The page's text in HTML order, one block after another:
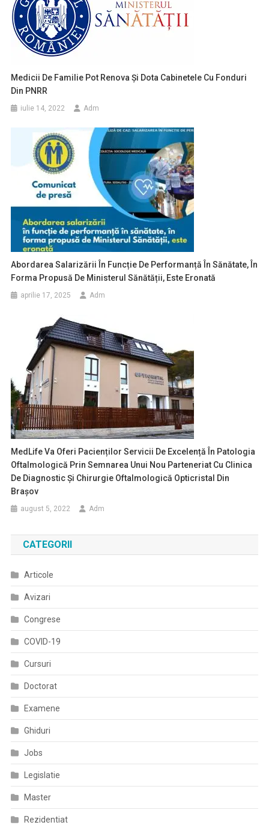
Medicii De Familie Pot Renova Și Dota Cabinetele Cu Fonduri
Din PNRR
iulie 14, 2022 Adm
Abordarea Salarizării În Funcție De Performanță În Sănătate, În
Forma Propusă De Ministerul Sănătății, Este Eronată
aprilie 17, 2025 Adm
MedLife Va Oferi Pacienților Servicii De Excelență În Patologia
Oftalmologică Prin Semnarea Unui Nou Parteneriat Cu Clinica
De Diagnostic Și Chirurgie Oftalmologică Opticristal Din
Brașov
august 5, 2022 Adm
CATEGORII
Articole
Avizari
Congrese
COVID-19
Cursuri
Doctorat
Examene
Ghiduri
Jobs
Legislatie
Master
Rezidentiat